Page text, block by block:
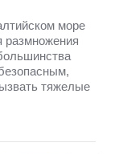
море
размножения
тяжелые